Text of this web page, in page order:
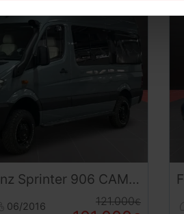
Sprinter 906 CAMPER 4X4
06/2016
121.000€